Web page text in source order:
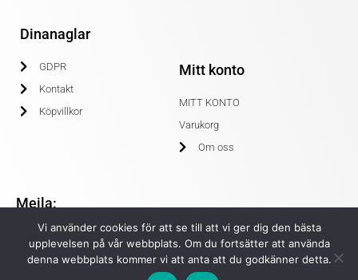
Dinanaglar
GDPR
Kontakt
Köpvillkor
Mitt konto
MITT KONTO
Varukorg
Om oss
Mejla:
info@dinanaglar.se
Vi använder cookies för att se till att vi ger dig den bästa
upplevelsen på vår webbplats. Om du fortsätter att använda
denna webbplats kommer vi att anta att du godkänner detta.